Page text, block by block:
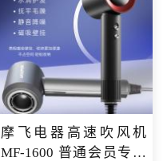
摩飞电器高速吹风机
MF-1600 普通会员专享